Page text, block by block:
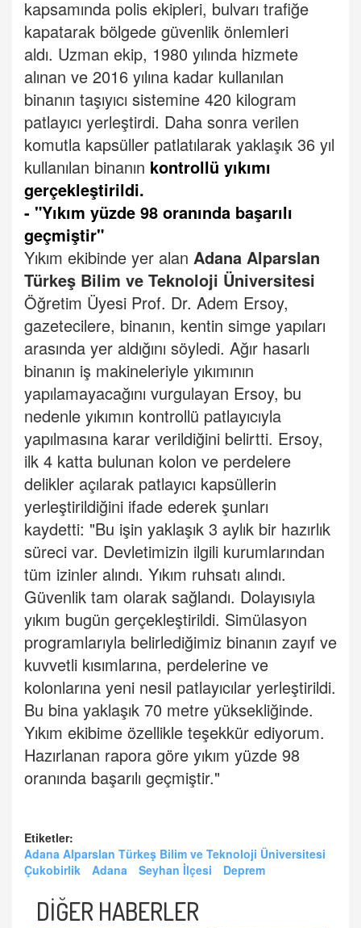
kapsamında polis ekipleri, bulvarı trafiğe
kapatarak bölgede güvenlik önlemleri
aldı. Uzman ekip, 1980 yılında hizmete
alınan ve 2016 yılına kadar kullanılan
binanın taşıyıcı sistemine 420 kilogram
patlayıcı yerleştirdi. Daha sonra verilen
komutla kapsüller patlatılarak yaklaşık 36 yıl
kullanılan binanın kontrollü yıkımı
gerçekleştirildi.
- "Yıkım yüzde 98 oranında başarılı
geçmiştir"
Yıkım ekibinde yer alan Adana Alparslan
Türkeş Bilim ve Teknoloji Üniversitesi
Öğretim Üyesi Prof. Dr. Adem Ersoy,
gazetecilere, binanın, kentin simge yapıları
arasında yer aldığını söyledi. Ağır hasarlı
binanın iş makineleriyle yıkımının
yapılamayacağını vurgulayan Ersoy, bu
nedenle yıkımın kontrollü patlayıcıyla
yapılmasına karar verildiğini belirtti. Ersoy,
ilk 4 katta bulunan kolon ve perdelere
delikler açılarak patlayıcı kapsüllerin
yerleştirildiğini ifade ederek şunları
kaydetti: "Bu işin yaklaşık 3 aylık bir hazırlık
süreci var. Devletimizin ilgili kurumlarından
tüm izinler alındı. Yıkım ruhsatı alındı.
Güvenlik tam olarak sağlandı. Dolayısıyla
yıkım bugün gerçekleştirildi. Simülasyon
programlarıyla belirlediğimiz binanın zayıf ve
kuvvetli kısımlarına, perdelerine ve
kolonlarına yeni nesil patlayıcılar yerleştirildi.
Bu bina yaklaşık 70 metre yüksekliğinde.
Yıkım ekibime özellikle teşekkür ediyorum.
Hazırlanan rapora göre yıkım yüzde 98
oranında başarılı geçmiştir."
Etiketler:
Adana Alparslan Türkeş Bilim ve Teknoloji Üniversitesi
Çukobirlik
Adana Seyhan İlçesi Deprem
DİĞER HABERLER